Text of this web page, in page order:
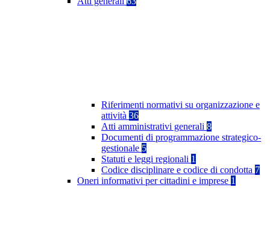
Riferimenti normativi su organizzazione e
attività 36
Atti amministrativi generali 8
Documenti di programmazione strategico-
gestionale 5
Statuti e leggi regionali 1
Codice disciplinare e codice di condotta 7
Oneri informativi per cittadini e imprese 1